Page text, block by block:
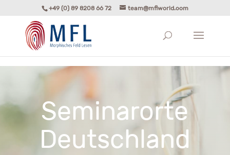
+49 (0) 89 8208 66 72 team@mflworld.com
Seminarorte
Deutschland